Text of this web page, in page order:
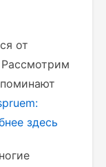
от
здесь